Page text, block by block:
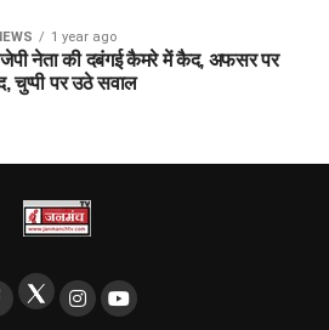
1 year ago
नेता की दबंगई कैमरे में कैद, अफसर पर
चुप्पी पर उठे सवाल